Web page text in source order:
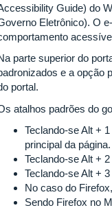
Guide) do
Eletrônico). O
parte superior do
e a opção
portal.
atalhos padrões do
Teclando-se Alt +
principal da página.
Teclando-se Alt +
Teclando-se Alt +
No caso do
Sendo Firefox no